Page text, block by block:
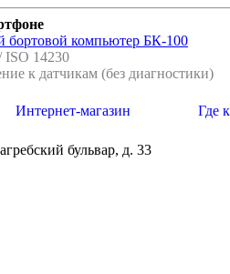
бортовой компьютер БК-100
ISO 14230
к датчикам (без диагностики)
Интернет-магазин Где
бульвар, д. 33